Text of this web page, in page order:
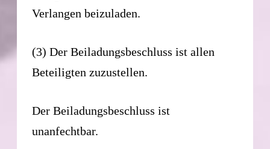
Verlangen beizuladen.
(3) Der Beiladungsbeschluss ist allen
Beteiligten zuzustellen.
Der Beiladungsbeschluss ist
unanfechtbar.